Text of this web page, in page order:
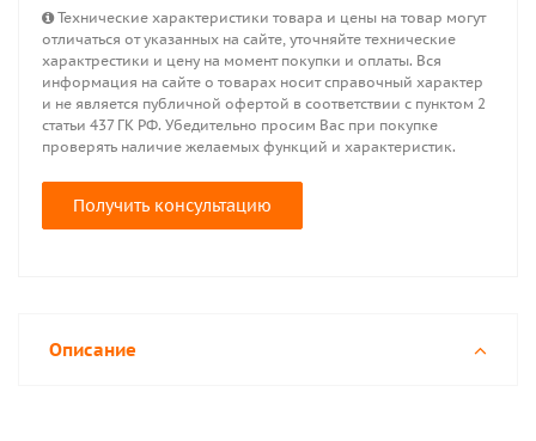
Технические характеристики товара и цены на товар могут
отличаться от указанных на сайте, уточняйте технические
характрестики и цену на момент покупки и оплаты. Вся
информация на сайте о товарах носит справочный характер
и не является публичной офертой в соответствии с пунктом 2
статьи 437 ГК РФ. Убедительно просим Вас при покупке
проверять наличие желаемых функций и характеристик.
Получить консультацию
Описание